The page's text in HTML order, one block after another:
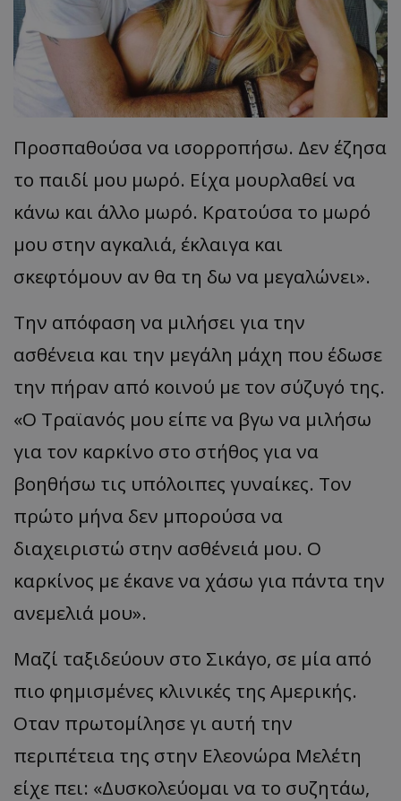
Προσπαθούσα να ισορροπήσω. Δεν έζησα
το παιδί μου μωρό. Είχα μουρλαθεί να
κάνω και άλλο μωρό. Κρατούσα το μωρό
μου στην αγκαλιά, έκλαιγα και
σκεφτόμουν αν θα τη δω να μεγαλώνει».
Την απόφαση να μιλήσει για την
ασθένεια και την μεγάλη μάχη που έδωσε
την πήραν από κοινού με τον σύζυγό της.
«Ο Τραϊανός μου είπε να βγω να μιλήσω
για τον καρκίνο στο στήθος για να
βοηθήσω τις υπόλοιπες γυναίκες. Τον
πρώτο μήνα δεν μπορούσα να
διαχειριστώ στην ασθένειά μου. Ο
καρκίνος με έκανενα χάσω για πάντα την
ανεμελιά μου».
Μαζί ταξιδεύουν στο Σικάγο, σε μία από
πιο φημισμένες κλινικές της Αμερικής.
Οταν πρωτομίλησεγι αυτή την
περιπέτεια της στην Ελεονώρα Μελέτη
είχε πει: «Δυσκολεύομαι να το συζητάω,